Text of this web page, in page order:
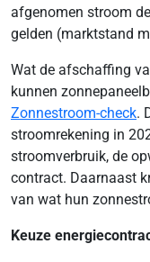
afgenomen stroom
gelden (marktstand
Wat de afschaffing
kunnen
Zonnestroom-check.
stroomrekening in
stroomverbruik, de
contract. Daarnaast
van wat hun
Keuze